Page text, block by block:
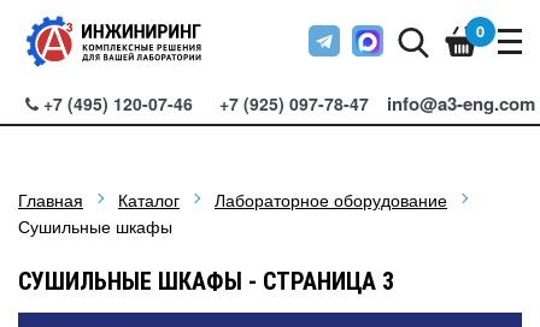
+7 (495) 120-07-46 +7 (925) 097-78-47 info@a3-eng.com
0
Главная Каталог
Лабораторное оборудование
Сушильные шкафы
СУШИЛЬНЫЕ ШКАФЫ - СТРАНИЦА 3